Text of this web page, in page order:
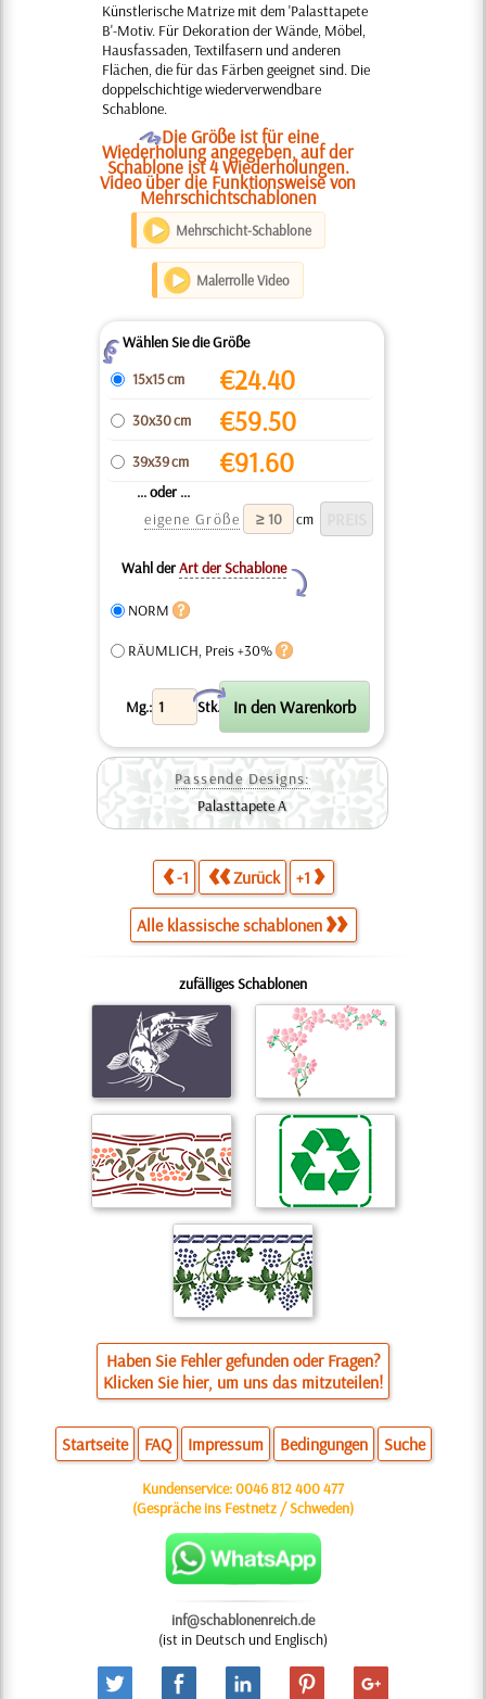
Künstlerische Matrize mit dem 'Palasttapete
B'-Motiv. Für Dekoration der Wände, Möbel,
Hausfassaden, Textilfasern und anderen
Flächen, die für das Färben geeignet sind. Die
doppelschichtige wiederverwendbare
Schablone.
ODie Größe ist für eine
Wiederholung angegeben, auf der
Schablone ist 4 Wiederholungen.
Video über die Funktionsweise von
Mehrschichtschablonen
Mehrschicht-Schablone
Malerrolle Video
ZWählen Sie die Größe
15x15 cm
€24.40
30x30 cm €59.50
39x39 cm €91.60
... oder ...
eigene Größe
cm
Wahl derArt der Schablone
Y
NORM
RÄUMLICH, Preis +30%
Mg.: Stk.
X
Passende Designs:
Palasttapete A
-1 Zurück +1
Alle klassische schablonen
zufälliges Schablonen
Haben Sie Fehler gefunden oder Fragen?
Klicken Sie hier, um uns das mitzuteilen!
Startseite FAQ Impressum Bedingungen Suche
Kundenservice:0046 812 400 477
(Gespräche ins Festnetz / Schweden)
inf@schablonenreich.de
(ist in Deutsch und Englisch)